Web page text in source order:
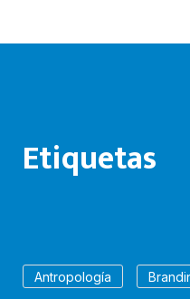
Etiquetas
Antropología